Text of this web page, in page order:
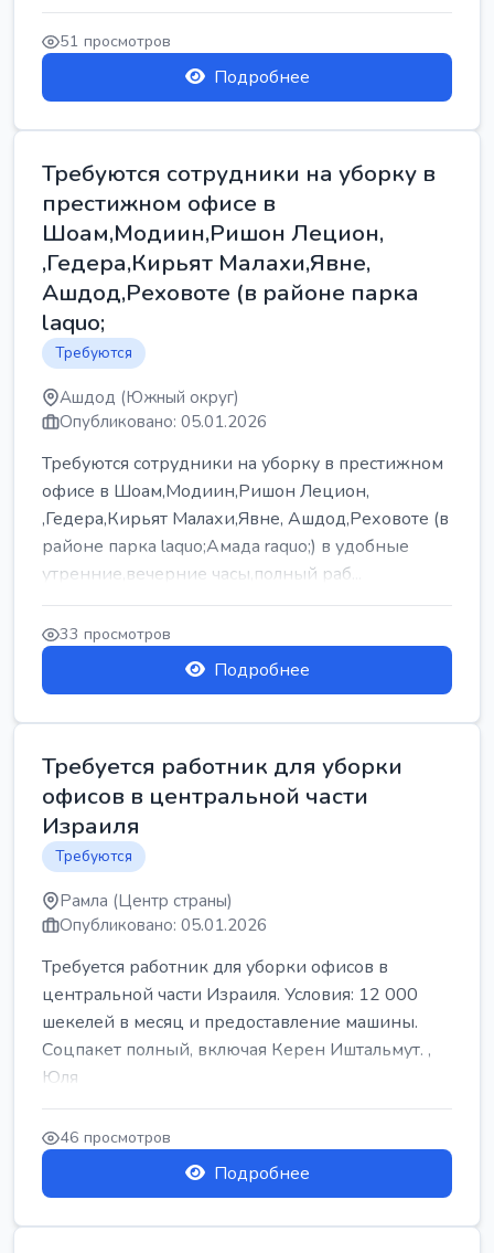
51 просмотров
Подробнее
Требуются сотрудники на уборку в
престижном офисе в
Шоам,Модиин,Ришон Лецион,
,Гедера,Кирьят Малахи,Явне,
Ашдод,Реховоте (в районе парка
laquo;
Требуются
Ашдод (Южный округ)
Опубликовано: 05.01.2026
Требуются сотрудники на уборку в престижном
офисе в Шоам,Модиин,Ришон Лецион,
,Гедера,Кирьят Малахи,Явне, Ашдод,Реховоте (в
районе парка laquo;Амада raquo;) в удобные
утренние,вечерние часы,полный раб...
33 просмотров
Подробнее
Требуется работник для уборки
офисов в центральной части
Израиля
Требуются
Рамла (Центр страны)
Опубликовано: 05.01.2026
Требуется работник для уборки офисов в
центральной части Израиля. Условия: 12 000
шекелей в месяц и предоставление машины.
Соцпакет полный, включая Керен Иштальмут. ,
Юля
46 просмотров
Подробнее